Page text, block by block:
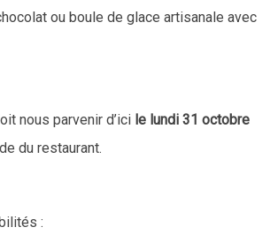
ou boule de glace artisanale avec
nous parvenir d’ici le lundi 31 octobre
du restaurant.
: